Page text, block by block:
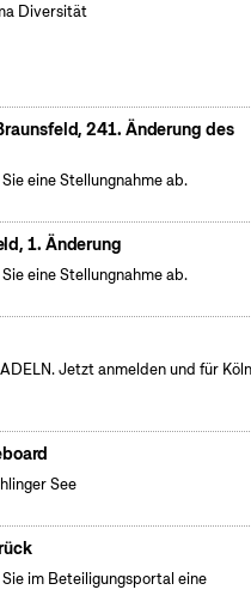
Diversität
241. Änderung des
eine Stellungnahme ab.
1. Änderung
eine Stellungnahme ab.
Jetzt anmelden und für
See
im Beteiligungsportal eine